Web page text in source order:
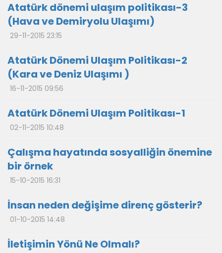
Atatürk dönemi ulaşım politikası-3
(Hava ve Demiryolu Ulaşımı)
29-11-2015 23:15
Atatürk Dönemi Ulaşım Politikası-2
(Kara ve Deniz Ulaşımı )
16-11-2015 09:56
Atatürk Dönemi Ulaşım Politikası-1
02-11-2015 10:48
Çalışma hayatında sosyalliğin önemine
bir örnek
15-10-2015 16:31
İnsan neden değişime direnç gösterir?
01-10-2015 14:48
İletişimin Yönü Ne Olmalı?